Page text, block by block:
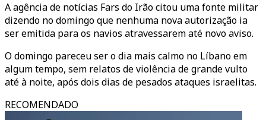
A agência de notícias Fars do Irão citou uma fonte militar
dizendo no domingo que nenhuma nova autorização ia
ser emitida para os navios atravessarem até novo aviso.
O domingo pareceu ser o dia mais calmo no Líbano em
algum tempo, sem relatos de violência de grande vulto
até à noite, após dois dias de pesados ataques israelitas.
RECOMENDADO